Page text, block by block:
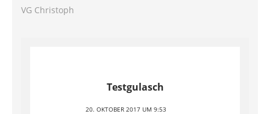
VG Christoph
Testgulasch
20. OKTOBER 2017 UM 9:53